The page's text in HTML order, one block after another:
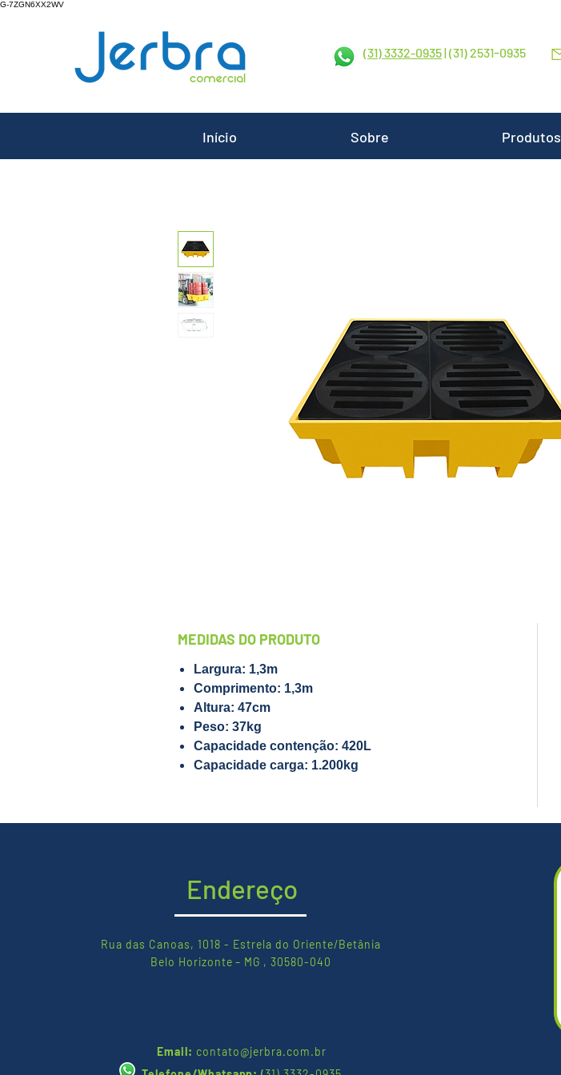
G-7ZGN6XX2WV
(31) 3332-0935| (31) 2531-0935
MEDIDAS DO PRODUTO
Largura: 1,3m
Comprimento: 1,3m
Altura: 47cm
Peso: 37kg
Capacidade contenção: 420L
Capacidade carga: 1.200kg
Início Sobre Produtos
Endereço
Rua das Canoas, 1018 - Estrela do Oriente/Betânia
Belo Horizonte – MG , 30580-040
Email: contato@jerbra.com.br